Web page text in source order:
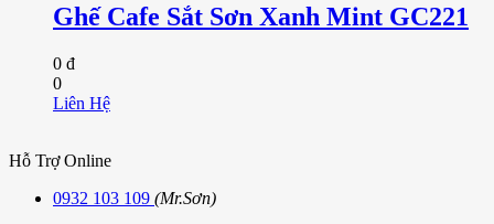
Ghế Cafe Sắt Sơn Xanh Mint GC221
0 đ
0
Liên Hệ
Hỗ Trợ Online
0932 103 109 (Mr.Sơn)